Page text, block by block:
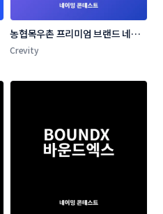
농협목우촌 프리미엄 브랜드 네이
밍 공모
Crevity